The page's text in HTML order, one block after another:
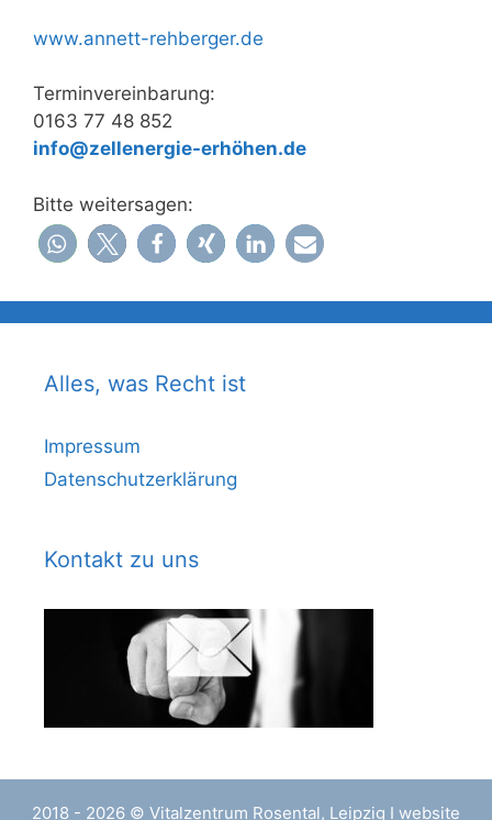
www.annett-rehberger.de
Terminvereinbarung:
0163 77 48 852
info@zellenergie-erhöhen.de
Bitte weitersagen:
Alles, was Recht ist
Impressum
Datenschutzerklärung
Kontakt zu uns
2018 - 2026 © Vitalzentrum Rosental, Leipzig I website